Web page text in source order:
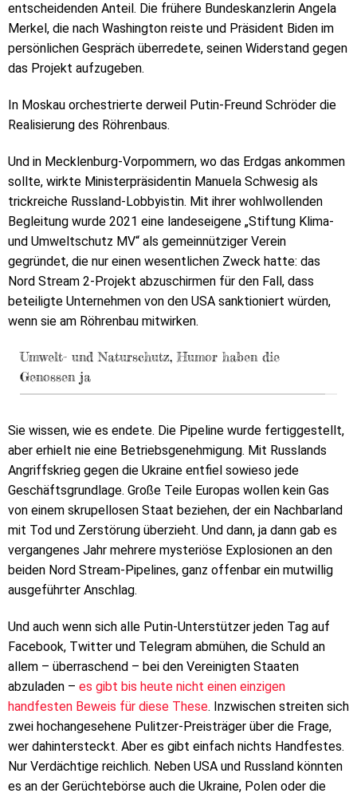
entscheidenden Anteil. Die frühere Bundeskanzlerin Angela
Merkel, die nach Washington reiste und Präsident Biden im
persönlichen Gespräch überredete, seinen Widerstand gegen
das Projekt aufzugeben.
In Moskau orchestrierte derweil Putin-Freund Schröder die
Realisierung des Röhrenbaus.
Und in Mecklenburg-Vorpommern, wo das Erdgas ankommen
sollte, wirkte Ministerpräsidentin Manuela Schwesig als
trickreiche Russland-Lobbyistin. Mit ihrer wohlwollenden
Begleitung wurde 2021 eine landeseigene „Stiftung Klima-
und Umweltschutz MV“ als gemeinnütziger Verein
gegründet, die nur einen wesentlichen Zweck hatte: das
Nord Stream 2-Projekt abzuschirmen für den Fall, dass
beteiligte Unternehmen von den USA sanktioniert würden,
wenn sie am Röhrenbau mitwirken.
Umwelt- und Naturschutz, Humor haben die
Genossen ja
Sie wissen, wie es endete. Die Pipeline wurde fertiggestellt,
aber erhielt nie eine Betriebsgenehmigung. Mit Russlands
Angriffskrieg gegen die Ukraine entfiel sowieso jede
Geschäftsgrundlage. Große Teile Europas wollen kein Gas
von einem skrupellosen Staat beziehen, der ein Nachbarland
mit Tod und Zerstörung überzieht. Und dann, ja dann gab es
vergangenes Jahr mehrere mysteriöse Explosionen an den
beiden Nord Stream-Pipelines, ganz offenbar ein mutwillig
ausgeführter Anschlag.
Und auch wenn sich alle Putin-Unterstützer jeden Tag auf
Facebook, Twitter und Telegram abmühen, die Schuld an
allem – überraschend – bei den Vereinigten Staaten
abzuladen – es gibt bis heute nicht einen einzigen
handfesten Beweis für diese These. Inzwischen streiten sich
zwei hochangesehene Pulitzer-Preisträger über die Frage,
wer dahintersteckt. Aber es gibt einfach nichts Handfestes.
Nur Verdächtige reichlich. Neben USA und Russland könnten
es an der Gerüchtebörse auch die Ukraine, Polen oder die